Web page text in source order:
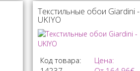
Текстильные обои Giardini -
UKIYO
Код товара:
Цена: